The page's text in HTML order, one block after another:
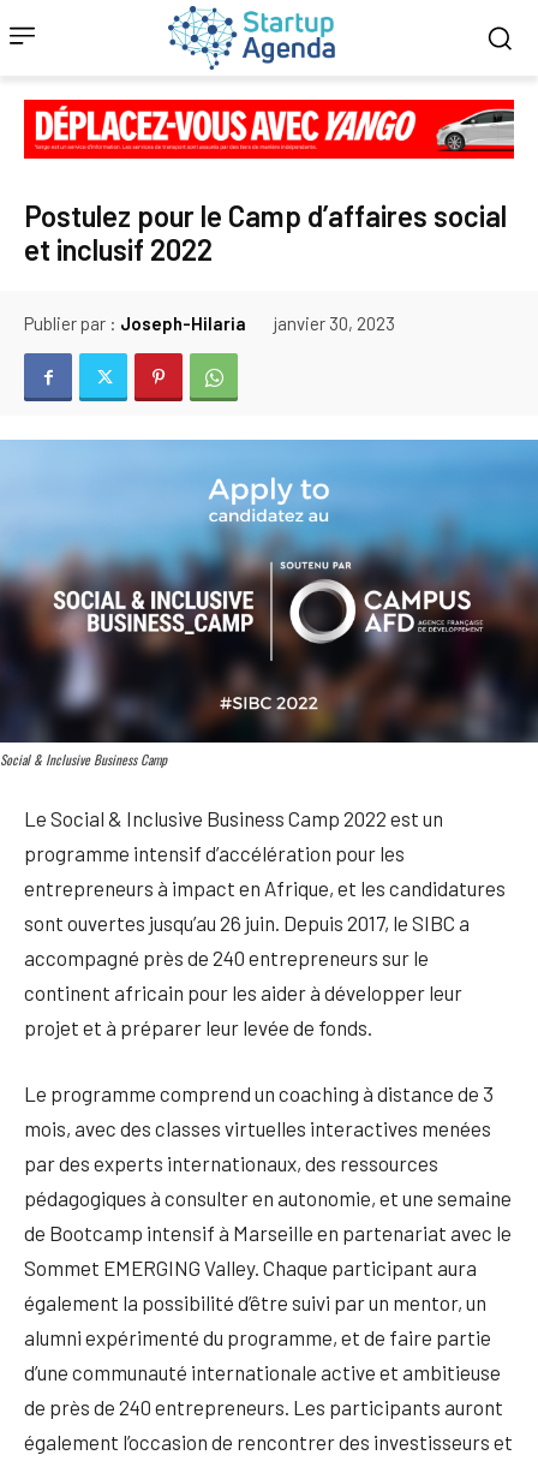
Postulez pour le Camp d’affaires social
et inclusif 2022
Publier par : Joseph-Hilaria janvier 30, 2023
Social & Inclusive Business Camp
Le Social & Inclusive Business Camp 2022 est un
programme intensif d’accélération pour les
entrepreneurs à impact en Afrique, et les candidatures
sont ouvertes jusqu’au 26 juin. Depuis 2017, le SIBC a
accompagné près de 240 entrepreneurs sur le
continent africain pour les aider à développer leur
projet et à préparer leur levée de fonds.
Le programme comprend un coaching à distance de 3
mois, avec des classes virtuelles interactives menées
par des experts internationaux, des ressources
pédagogiques à consulter en autonomie, et une semaine
de Bootcamp intensif à Marseille en partenariat avec le
Sommet EMERGING Valley. Chaque participant aura
également la possibilité d’être suivi par un mentor, un
alumni expérimenté du programme, et de faire partie
d’une communauté internationale active et ambitieuse
de près de 240 entrepreneurs. Les participants auront
également l’occasion de rencontrer des investisseurs et